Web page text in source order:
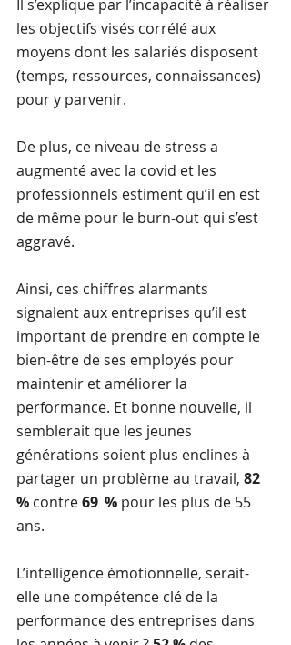
Il s’explique par l’incapacité à réaliser
les objectifs visés corrélé aux
moyens dont les salariés disposent
(temps, ressources, connaissances)
pour y parvenir.
De plus, ce niveau de stress a
augmenté avec la covid et les
professionnels estiment qu’il en est
de même pour le burn-out qui s’est
aggravé.
Ainsi, ces chiffres alarmants
signalent aux entreprises qu’il est
important de prendre en compte le
bien-être de ses employés pour
maintenir et améliorer la
performance. Et bonne nouvelle, il
semblerait que les jeunes
générations soient plus enclines à
partager un problème au travail, 82
% contre 69  % pour les plus de 55
ans.
L’intelligence émotionnelle, serait-
elle une compétence clé de la
performance des entreprises dans